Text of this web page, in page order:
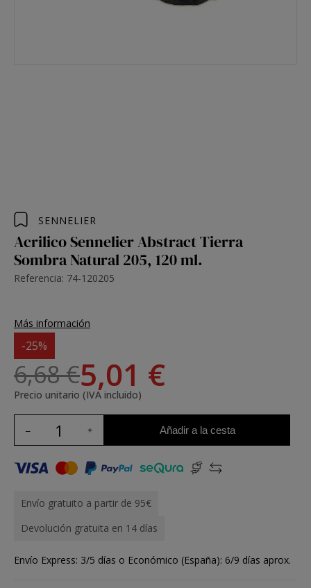
SENNELIER
Acrilico Sennelier Abstract Tierra
Sombra Natural 205, 120 ml.
Referencia: 74-120205
Más información
-25%
6,68 €5,01 €
Precio unitario (IVA incluido)
Añadir a la cesta
Envío gratuito a partir de 95€
Devolución gratuita en 14 días
Envío Express: 3/5 días o Económico (España): 6/9 días aprox.